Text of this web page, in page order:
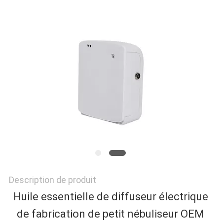
DU
SITE
Description de produit
Huile essentielle de diffuseur électrique
de fabrication de petit nébuliseur OEM